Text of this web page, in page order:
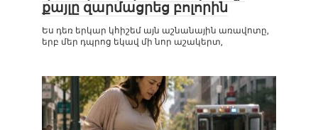
քայլը զարմացրեց բոլորին
Ես դեռ երկար կհիշեմ այն աշնանային առավոտը,
երբ մեր դպրոց եկավ մի նոր աշակերտ,